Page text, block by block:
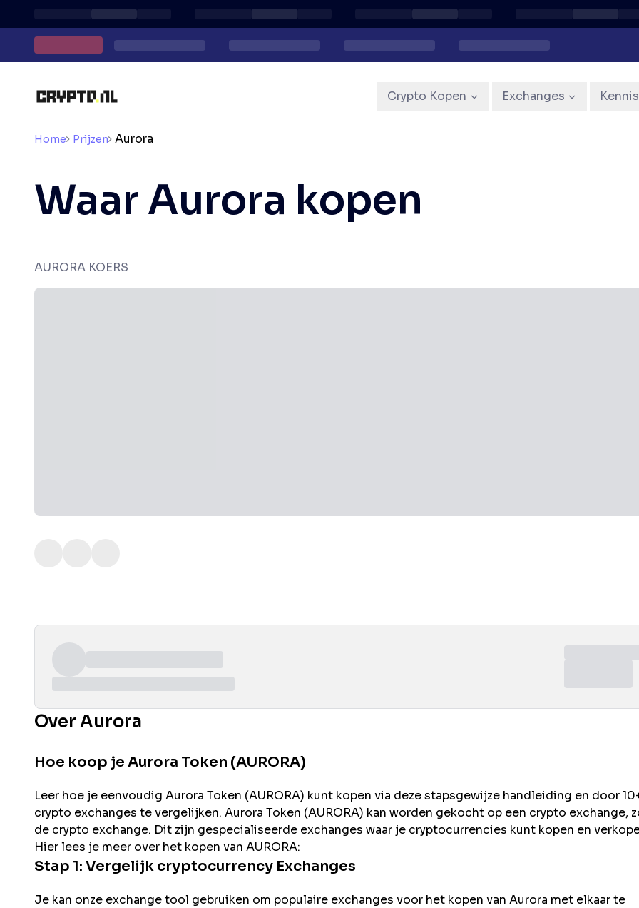
Crypto Kopen Exchanges
Home Prijzen Aurora
Waar Aurora kopen
AURORA KOERS
Over Aurora
Hoe koop je Aurora Token (AURORA)
Leer hoe je eenvoudig Aurora Token (AURORA) kunt kopen via deze stapsgewijze handleiding en door
crypto exchanges te vergelijken. Aurora Token (AURORA) kan worden gekocht op een crypto exchange,
de crypto exchange. Dit zijn gespecialiseerde exchanges waar je cryptocurrencies kunt kopen en
Hier lees je meer over het kopen van AURORA:
Stap 1: Vergelijk cryptocurrency Exchanges
Je kan onze exchange tool gebruiken om populaire exchanges voor het kopen van Aurora met elkaar te